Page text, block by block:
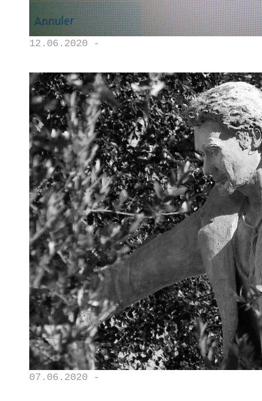
12.06.2020 -
07.06.2020 -